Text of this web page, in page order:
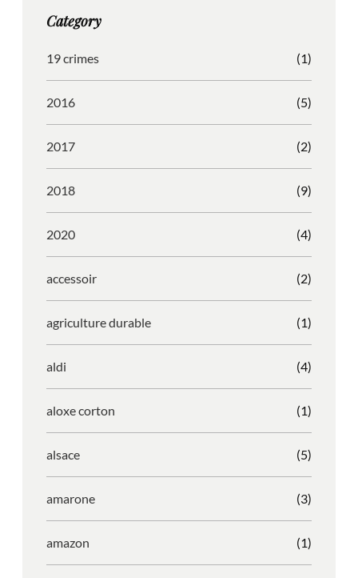
r
m
o
Category
19 crimes (1)
2016 (5)
2017 (2)
2018 (9)
2020 (4)
accessoir (2)
agriculture durable (1)
aldi (4)
aloxe corton (1)
alsace (5)
amarone (3)
amazon (1)